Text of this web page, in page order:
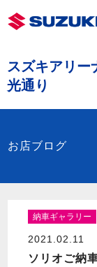
スズキアリー
光通り
お店ブログ
納車ギャラリー
2021.02.11
ソリオご納